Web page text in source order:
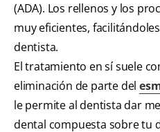
(ADA). Los rellenos y los
muy eficientes,
dentista.
El tratamiento en sí suele
eliminación de parte del
le permite al dentista dar
dental compuesta sobre tu